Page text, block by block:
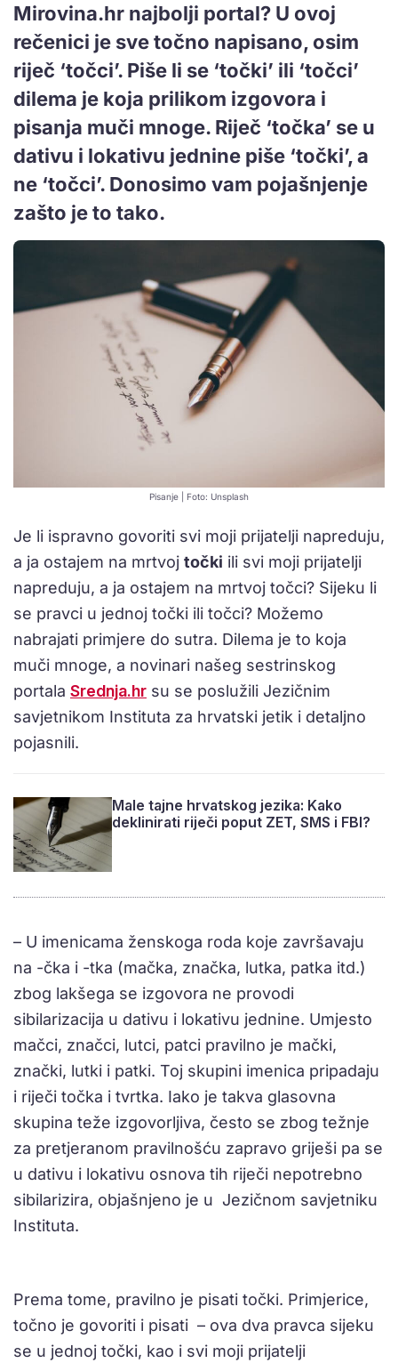
Mirovina.hr najbolji portal? U ovoj
rečenici je sve točno napisano, osim
riječ ‘točci’. Piše li se ‘točki’ ili ‘točci’
dilema je koja prilikom izgovora i
pisanja muči mnoge. Riječ ‘točka’ se u
dativu i lokativu jednine piše ‘točki’, a
ne ‘točci’. Donosimo vam pojašnjenje
zašto je to tako.
Pisanje | Foto: Unsplash
Je li ispravno govoriti svi moji prijatelji napreduju,
a ja ostajem na mrtvoj točki ili svi moji prijatelji
napreduju, a ja ostajem na mrtvoj točci? Sijeku li
se pravci u jednoj točki ili točci? Možemo
nabrajati primjere do sutra. Dilema je to koja
muči mnoge, a novinari našeg sestrinskog
portala Srednja.hr su se poslužili Jezičnim
savjetnikom Instituta za hrvatski jetik i detaljno
pojasnili.
Male tajne hrvatskog jezika: Kako
deklinirati riječi poput ZET, SMS i FBI?
– U imenicama ženskoga roda koje završavaju
na -čka i -tka (mačka, značka, lutka, patka itd.)
zbog lakšega se izgovora ne provodi
sibilarizacija u dativu i lokativu jednine. Umjesto
mačci, značci, lutci, patci pravilno je mački,
znački, lutki i patki. Toj skupini imenica pripadaju
i riječi točka i tvrtka. Iako je takva glasovna
skupina teže izgovorljiva, često se zbog težnje
za pretjeranom pravilnošću zapravo griješi pa se
u dativu i lokativu osnova tih riječi nepotrebno
sibilarizira, objašnjeno je u Jezičnom savjetniku
Instituta.
Prema tome, pravilno je pisati točki. Primjerice,
točno je govoriti i pisati – ova dva pravca sijeku
se u jednoj točki, kao i svi moji prijatelji